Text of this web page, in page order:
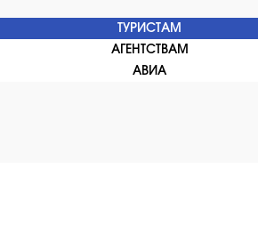
ТУРИСТАМ
АГЕНТСТВАМ
АВИА